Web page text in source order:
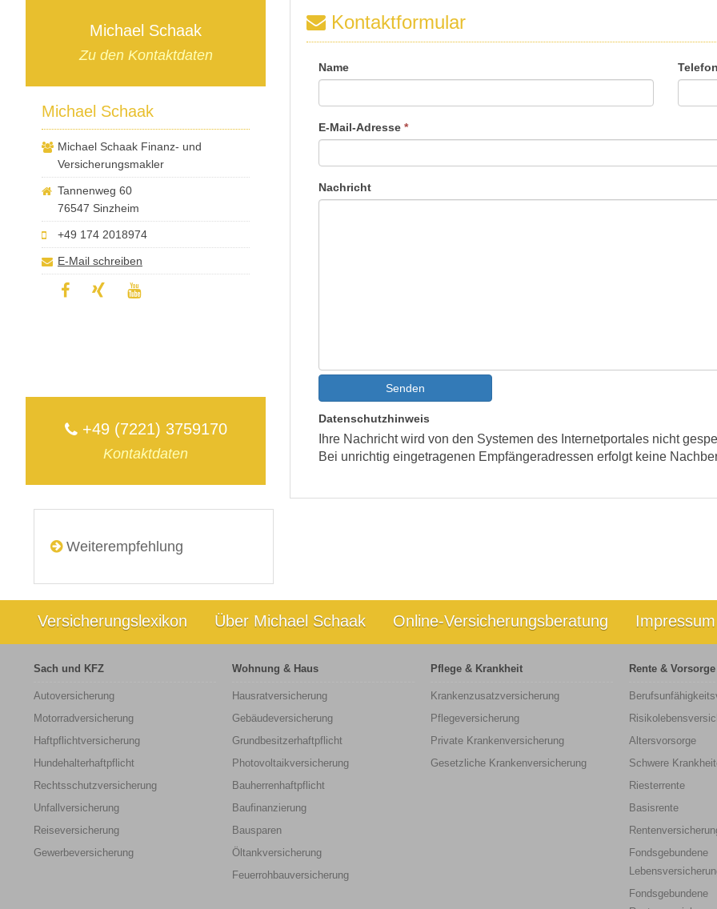
Michael Schaak
Zu den Kontaktdaten
Michael Schaak
Michael Schaak Finanz- und
Versicherungsmakler
Tannenweg 60
76547 Sinzheim
+49 174 2018974
E-Mail schreiben
+49 (7221) 3759170
Kontaktdaten
Weiterempfehlung
Kontaktformular
Name
E-Mail-Adresse *
Nachricht
Senden
Datenschutzhinweis
Ihre Nachricht wird von den Systemen des Internetportales nicht
Bei unrichtig eingetragenen Empfängeradressen erfolgt keine
Versicherungslexikon Über Michael Schaak Online-Versicherungsberatung Impressum
Sach und KFZ
Autoversicherung
Motorradversicherung
Haftpflichtversicherung
Hundehalterhaftpflicht
Rechtsschutzversicherung
Unfallversicherung
Reiseversicherung
Gewerbeversicherung
Wohnung & Haus
Hausratversicherung
Gebäudeversicherung
Grundbesitzerhaftpflicht
Photovoltaikversicherung
Bauherrenhaftpflicht
Baufinanzierung
Bausparen
Öltankversicherung
Feuerrohbauversicherung
Pflege & Krankheit
Krankenzusatzversicherung
Pflegeversicherung
Private Krankenversicherung
Gesetzliche Krankenversicherung
Rente & Vorsorge
Altersvorsorge
Schwere
Riesterrente
Basisrente
Fondsgebundene
Fondsgebundene